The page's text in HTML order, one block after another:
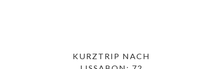
KURZTRIP NACH